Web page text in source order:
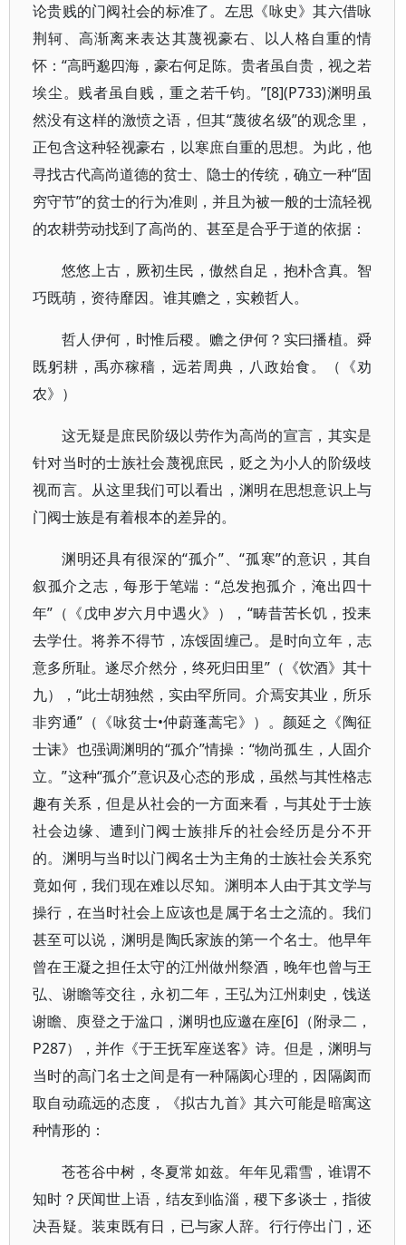
论贵贱的门阀社会的标准了。左思《咏史》其六借咏
荆轲、高渐离来表达其蔑视豪右、以人格自重的情
怀：“高眄邈四海，豪右何足陈。贵者虽自贵，视之若
埃尘。贱者虽自贱，重之若千钧。”[8](P733)渊明虽
然没有这样的激愤之语，但其“蔑彼名级”的观念里，
正包含这种轻视豪右，以寒庶自重的思想。为此，他
寻找古代高尚道德的贫士、隐士的传统，确立一种“固
穷守节”的贫士的行为准则，并且为被一般的士流轻视
的农耕劳动找到了高尚的、甚至是合乎于道的依据：
悠悠上古，厥初生民，傲然自足，抱朴含真。智
巧既萌，资待靡因。谁其赡之，实赖哲人。
哲人伊何，时惟后稷。赡之伊何？实曰播植。舜
既躬耕，禹亦稼穑，远若周典，八政始食。（《劝
农》）
这无疑是庶民阶级以劳作为高尚的宣言，其实是
针对当时的士族社会蔑视庶民，贬之为小人的阶级歧
视而言。从这里我们可以看出，渊明在思想意识上与
门阀士族是有着根本的差异的。
渊明还具有很深的“孤介”、“孤寒”的意识，其自
叙孤介之志，每形于笔端：“总发抱孤介，淹出四十
年”（《戊申岁六月中遇火》），“畴昔苦长饥，投耒
去学仕。将养不得节，冻馁固缠己。是时向立年，志
意多所耻。遂尽介然分，终死归田里”（《饮酒》其十
九），“此士胡独然，实由罕所同。介焉安其业，所乐
非穷通”（《咏贫士•仲蔚蓬蒿宅》）。颜延之《陶征
士诔》也强调渊明的“孤介”情操：“物尚孤生，人固介
立。”这种“孤介”意识及心态的形成，虽然与其性格志
趣有关系，但是从社会的一方面来看，与其处于士族
社会边缘、遭到门阀士族排斥的社会经历是分不开
的。渊明与当时以门阀名士为主角的士族社会关系究
竟如何，我们现在难以尽知。渊明本人由于其文学与
操行，在当时社会上应该也是属于名士之流的。我们
甚至可以说，渊明是陶氏家族的第一个名士。他早年
曾在王凝之担任太守的江州做州祭酒，晚年也曾与王
弘、谢瞻等交往，永初二年，王弘为江州刺史，饯送
谢瞻、庾登之于湓口，渊明也应邀在座[6]（附录二，
P287），并作《于王抚军座送客》诗。但是，渊明与
当时的高门名士之间是有一种隔阂心理的，因隔阂而
取自动疏远的态度，《拟古九首》其六可能是暗寓这
种情形的：
苍苍谷中树，冬夏常如兹。年年见霜雪，谁谓不
知时？厌闻世上语，结友到临淄，稷下多谈士，指彼
决吾疑。装束既有日，已与家人辞。行行停出门，还